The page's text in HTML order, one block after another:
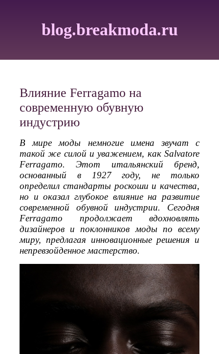
blog.breakmoda.ru
Влияние Ferragamo на
современную обувную
индустрию
В мире моды немногие имена звучат с
такой же силой и уважением, как Salvatore
Ferragamo. Этот итальянский бренд,
основанный в 1927 году, не только
определил стандарты роскоши и качества,
но и оказал глубокое влияние на развитие
современной обувной индустрии. Сегодня
Ferragamo продолжает вдохновлять
дизайнеров и поклонников моды по всему
миру, предлагая инновационные решения и
непревзойденное мастерство.